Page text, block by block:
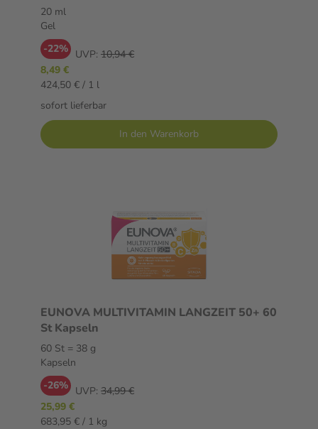
20 ml
Gel
-22% UVP: 10,94 €
8,49 €
424,50 € / 1 l
sofort lieferbar
In den Warenkorb
EUNOVA MULTIVITAMIN LANGZEIT 50+ 60
St Kapseln
60 St = 38 g
Kapseln
-26% UVP: 34,99 €
25,99 €
683,95 € / 1 kg